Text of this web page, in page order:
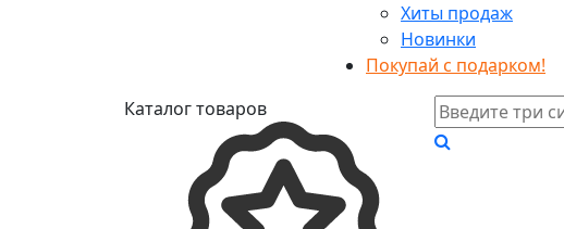
Хиты продаж
Новинки
Покупай с подарком!
Каталог товаров